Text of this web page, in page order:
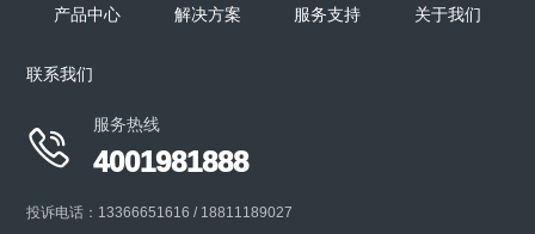
产品中心 解决方案 服务支持 关于我们
联系我们

服务热线
4001981888
投诉电话：13366651616 / 18811189027